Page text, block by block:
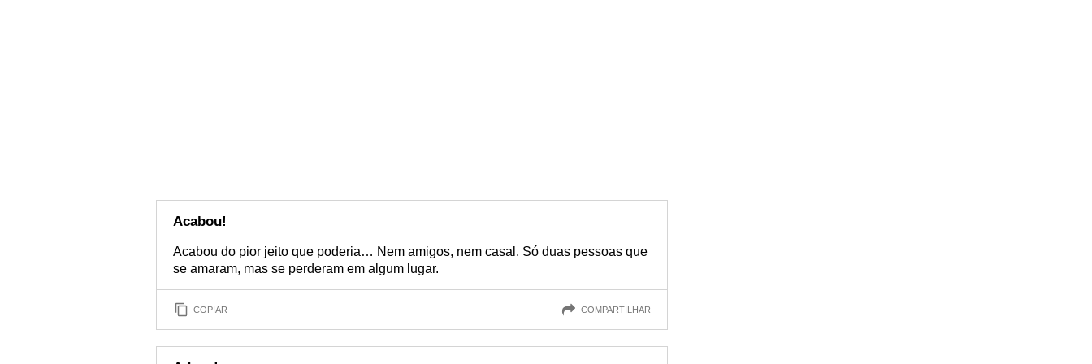
Acabou!
Acabou do pior jeito que poderia… Nem amigos, nem casal. Só duas pessoas que
se amaram, mas se perderam em algum lugar.
COPIAR COMPARTILHAR